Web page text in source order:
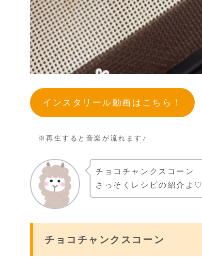
インスタリール動画はこちら！
※再生すると音楽が流れます♪
チョコチャンクスコーン
さっそくレシピの紹介よ♡
チョコチャンクスコーン